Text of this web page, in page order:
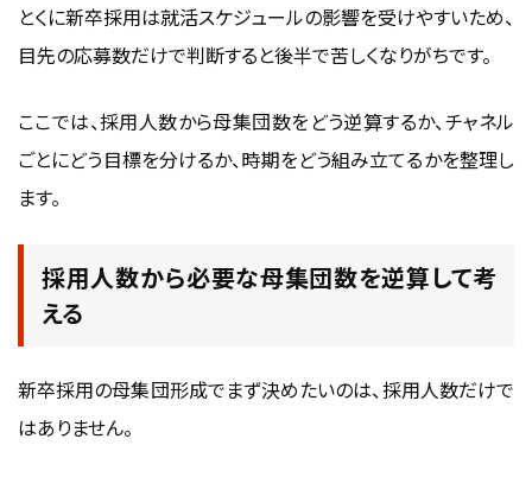
とくに新卒採用は就活スケジュールの影響を受けやすいため、
目先の応募数だけで判断すると後半で苦しくなりがちです。
ここでは、採用人数から母集団数をどう逆算するか、チャネル
ごとにどう目標を分けるか、時期をどう組み立てるかを整理し
ます。
採用人数から必要な母集団数を逆算して考
える
新卒採用の母集団形成でまず決めたいのは、採用人数だけで
はありません。